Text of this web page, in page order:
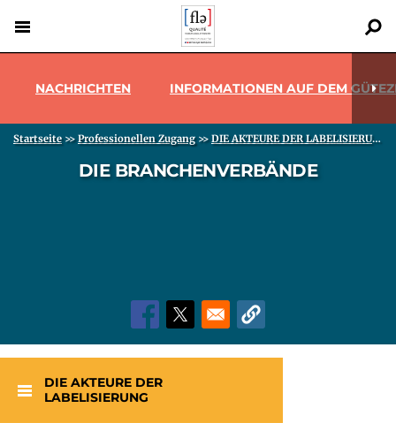
zum
Inhalt
NACHRICHTEN INFORMATIONEN AUF DEM
Pfadnavigation
Startseite >> Professionellen Zugang >> DIE AKTEURE DER LABELISIERUNG
DIE BRANCHENVERBÄNDE
DIE AKTEURE DER
LABELISIERUNG